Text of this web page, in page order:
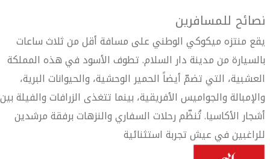
نصائح للمسافرين
يقع منتزه ميكوكي الوطني على مسافة أقل من ثلاث ساعات
بالسيارة من مدينة دار السلام. تطوف الأسود في هذه المملكة
العشبية، التي تضمّ أيضاً الحمير الوحشية، والحيوانات البرية،
والإمبالة والجواميس الأفريقية، بينما تتغذى الزرافات والفيلة بين
أشجار الأكاسيا. تُنظّم رحلات السفاري والنزهات برفقة مرشدين
للراغبين في عيش تجربة استثنائية